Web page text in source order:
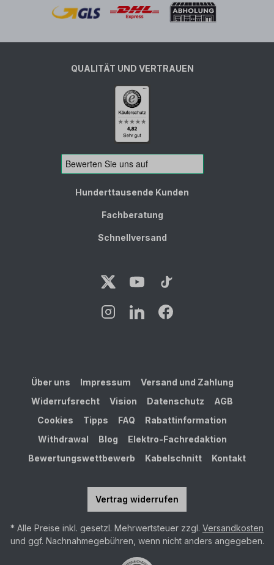
QUALITÄT UND VERTRAUEN
Hunderttausende Kunden
Fachberatung
Schnellversand
Über uns Impressum
Versand und Zahlung
Widerrufsrecht
Vision Datenschutz
AGB
Cookies
Tipps FAQ
Rabattinformation
Withdrawal
Blog
Elektro-Fachredaktion
Bewertungswettbewerb
Kabelschnitt Kontakt
Vertrag widerrufen
* Alle Preise inkl. gesetzl. Mehrwertsteuer zzgl. Versandkosten
und ggf. Nachnahmegebühren, wenn nicht anders angegeben.